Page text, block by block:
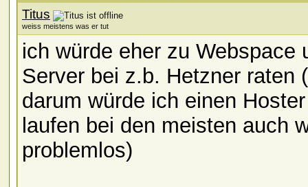
Titus
weiss meistens was er tut
ich würde eher zu Webspace
Server bei z.b. Hetzner raten
darum würde ich einen
laufen bei den meisten auch
problemlos)